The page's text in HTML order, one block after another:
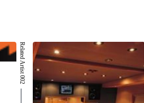
Related Artist 002